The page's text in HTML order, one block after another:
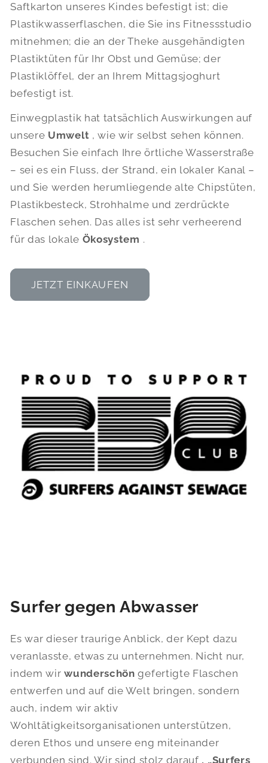
Saftkarton unseres Kindes befestigt ist; die
Plastikwasserflaschen, die Sie ins Fitnessstudio
mitnehmen; die an der Theke ausgehändigten
Plastiktüten für Ihr Obst und Gemüse; der
Plastiklöffel, der an Ihrem Mittagsjoghurt
befestigt ist.
Einwegplastik hat tatsächlich Auswirkungen auf
unsere Umwelt , wie wir selbst sehen können.
Besuchen Sie einfach Ihre örtliche Wasserstraße
– sei es ein Fluss, der Strand, ein lokaler Kanal –
und Sie werden herumliegende alte Chipstüten,
Plastikbesteck, Strohhalme und zerdrückte
Flaschen sehen. Das alles ist sehr verheerend
für das lokale Ökosystem .
JETZT EINKAUFEN
Surfer gegen Abwasser
Es war dieser traurige Anblick, der Kept dazu
veranlasste, etwas zu unternehmen. Nicht nur,
indem wirwunderschön gefertigte Flaschen
entwerfen und auf die Welt bringen, sondern
auch, indem wir aktiv
Wohltätigkeitsorganisationen unterstützen,
deren Ethos und unsere eng miteinander
verbunden sind. Wir sind stolz darauf , „Surfers